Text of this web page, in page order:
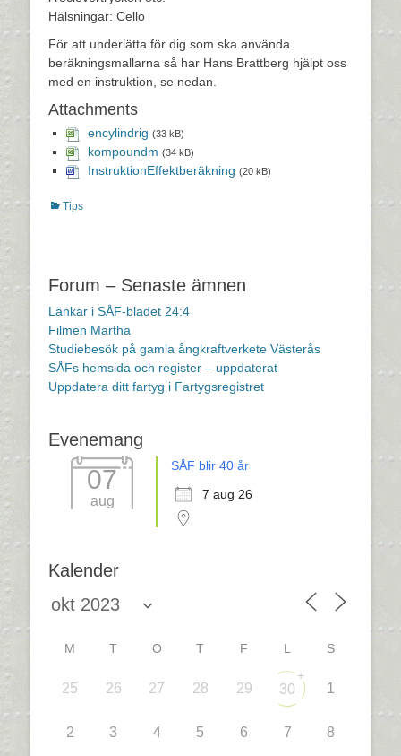
Hälsningar: Cello
För att underlätta för dig som ska använda
beräkningsmallarna så har Hans Brattberg hjälpt oss
med en instruktion, se nedan.
Attachments
encylindrig (33 kB)
kompoundm (34 kB)
InstruktionEffektberäkning (20 kB)
Kategorier
Tips
Forum – Senaste ämnen
Länkar i SÅF-bladet 24:4
Filmen Martha
Studiebesök på gamla ångkraftverkete Västerås
SÅFs hemsida och register – uppdaterat
Uppdatera ditt fartyg i Fartygsregistret
Evenemang
07
aug
SÅF blir 40 år
7 aug 26
Kalender
M T O T F L S
25 26 27 28 29 30
+
1
2 3 4 5 6 7 8